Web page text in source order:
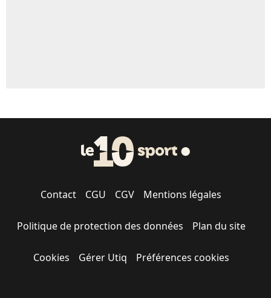
Contact CGU CGV Mentions légales
Politique de protection des données Plan du site
Cookies Gérer Utiq Préférences cookies